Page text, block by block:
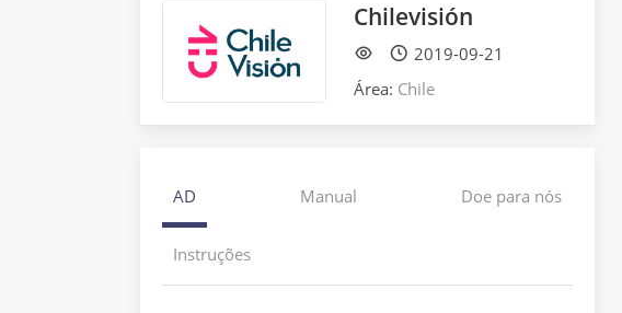
Chilevisión
2019-09-21
Área: Chile
AD Manual Doe para nós
Instruções